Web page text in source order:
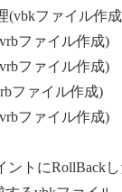
(vbkファイル作
ファイル作成)
ファイル作成)
ファイル作成)
ファイル作成)
ントにRollBack